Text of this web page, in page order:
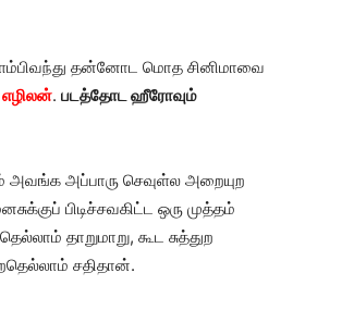
தன்னோட மொத சினிமாவை
எழிலன். படத்தோட ஹீரோவும்
அப்பாரு செவுள்ல அறையுற
பிடிச்சவகிட்ட ஒரு முத்தம்
தாறுமாறு, கூட சுத்துற
சதிதான்.